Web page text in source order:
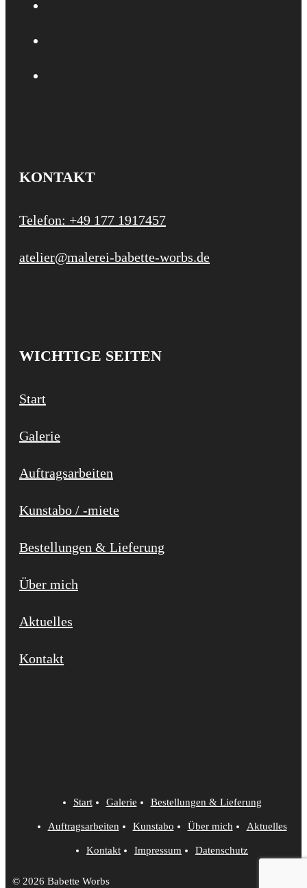
KONTAKT
Telefon: +49 177 1917457
atelier@malerei-babette-worbs.de
WICHTIGE SEITEN
Start
Galerie
Auftragsarbeiten
Kunstabo / -miete
Bestellungen & Lieferung
Über mich
Aktuelles
Kontakt
Start Galerie Bestellungen & Lieferung
Auftragsarbeiten Kunstabo Über mich Aktuelles
Kontakt Impressum Datenschutz
© 2026 Babette Worbs